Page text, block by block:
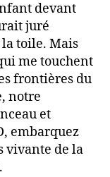
devant
juré
toile. Mais
me touchent
frontières du
notre
et
embarquez
vivante de la